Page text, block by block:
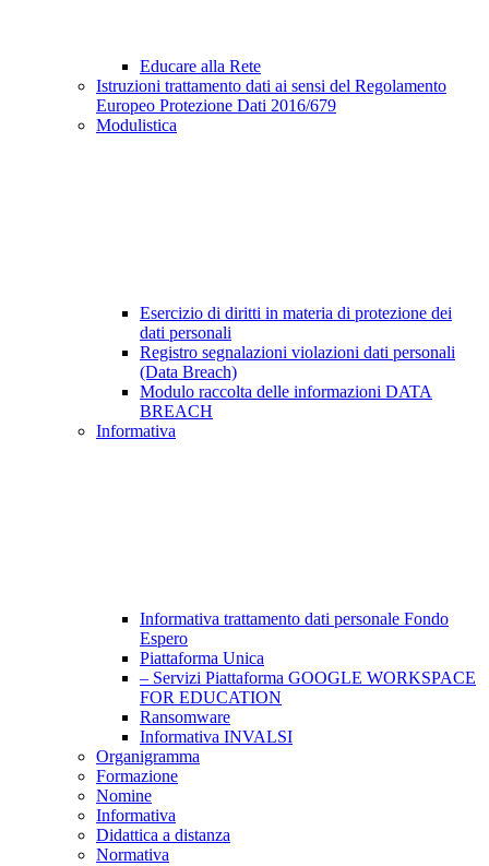
Educare alla Rete
Istruzioni trattamento dati ai sensi del Regolamento
Europeo Protezione Dati 2016/679
Modulistica
Esercizio di diritti in materia di protezione dei
dati personali
Registro segnalazioni violazioni dati personali
(Data Breach)
Modulo raccolta delle informazioni DATA
BREACH
Informativa
Informativa trattamento dati personale Fondo
Espero
Piattaforma Unica
– Servizi Piattaforma GOOGLE WORKSPACE
FOR EDUCATION
Ransomware
Informativa INVALSI
Organigramma
Formazione
Nomine
Informativa
Didattica a distanza
Normativa